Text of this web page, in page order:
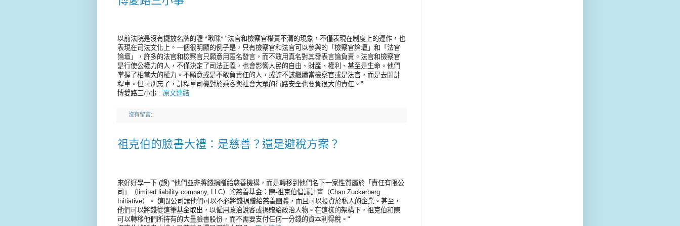
以前法院是沒有擺放名牌的喔 *啾咪* "法官和檢察官權責不清的現象，不僅表現在制度上的運作，也
表現在司法文化上。一個很明顯的例子是，只有檢察官和法官可以參與的「檢察官論壇」和「法官
論壇」，許多的法官和檢察官只願意用匿名發言，而不敢用真名對其發表言論負責。法官和檢察官
是行使公權力的人，不僅決定了司法正義，也會影響人民的自由、財產、權利、甚至是生命。他們
掌握了相當大的權力。不願意或是不敢負責任的人，或許不該繼續當檢察官或是法官，而是去開計
程車。但可別忘了，計程車司機對於乘客與社會大眾的行路安全也要負很大的責任。"
博愛路三小事 : 原文連結
沒有留言:
祖克伯的臉書大禮：是慈善？還是避稅方案？
來好好學一下 (誤) "他們並非將錢捐贈給慈善機構，而是轉移到他們名下一家性質屬於「責任有限公
司」（limited liability company, LLC）的慈善基金：陳-祖克伯倡議計畫（Chan Zuckerberg
Initiative）。 這間公司讓他們可以不必將錢捐贈給慈善團體，而且可以投資於私人的企業。甚至，
他們可以將錢從這筆基金取出，以僱用政治說客或捐贈給政治人物。在這樣的架構下，祖克伯和陳
可以轉移他們所持有的大量臉書股份，而不需要支付任何一分錢的資本利得稅。"